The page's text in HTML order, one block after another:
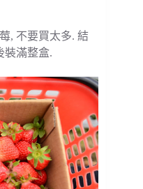
, 不要買太多. 結
裝滿整盒.